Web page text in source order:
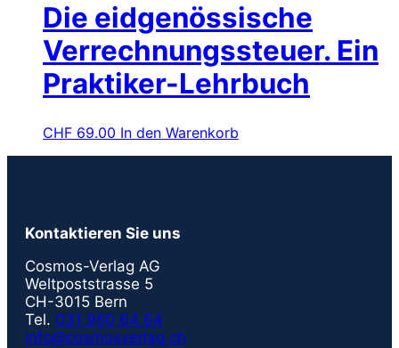
Die eidgenössische
Verrechnungssteuer. Ein
Praktiker-Lehrbuch
CHF 69.00 In den Warenkorb
Kontaktieren Sie uns
Cosmos-Verlag AG
Weltpoststrasse 5
CH-3015 Bern
Tel. 031 950 64 64
info@cosmosverlag.ch